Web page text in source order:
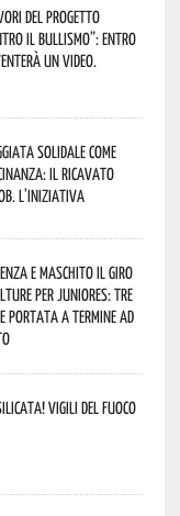
del progetto
il bullismo”: entro
un video.
solidale come
il ricavato
L’iniziativa
e Maschito il Giro
per juniores: tre
portata a termine ad
Vigili del fuoco